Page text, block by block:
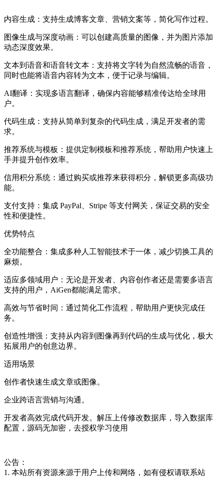
内容生成：支持生成博客文章、营销文案等，简化写作过程。
图像生成与深度动画：可以创建高质量的图像，并为图片添加
动态深度效果。
文本到语音和语音转文本：支持将文字转为自然流畅的语音，
同时也能将语音内容转为文本，便于记录与编辑。
AI翻译：实现多语言翻译，确保内容能够精准传达给全球用
户。
代码生成：支持从简单到复杂的代码生成，满足开发者的需
求。
推荐系统与模板：提供定制模板和推荐系统，帮助用户快速上
手并提升创作效率。
信用积分系统：通过购买或推荐来获得积分，解锁更多高级功
能。
支付支持：集成 PayPal、Stripe 等支付网关，保证交易的安全
性和便捷性。
优势特点
全功能整合：集成多种人工智能技术于一体，减少切换工具的
麻烦。
适应多领域用户：无论是开发者、内容创作者还是需要多语言
支持的用户，AiGen都能满足需求。
高效与节省时间：通过简化工作流程，帮助用户更快完成任
务。
创造性增强：支持从内容到图像再到代码的生成与优化，极大
拓展用户的创意边界。
适用场景
创作者快速生成文章或图像。
企业跨语言营销与沟通。
开发者高效完成代码开发。解压上传修改数据库，导入数据库
配置，源码无加密，去授权学习使用
公告：
1. 本站所有资源来源于用户上传和网络，如有侵权请联系站